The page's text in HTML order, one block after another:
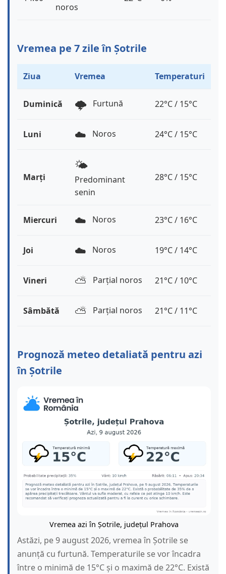
noros
Vremea pe 7 zile în Șotrile
Ziua Vremea Temperaturi
Duminică 🌩️ Furtună 22°C / 15°C
Luni ☁️ Noros 24°C / 15°C
Marți
🌤️
Predominant
senin
28°C / 15°C
Miercuri ☁️ Noros 23°C / 16°C
Joi ☁️ Noros 19°C / 14°C
Vineri ⛅️ Parțial noros 21°C / 10°C
Sâmbătă ⛅️ Parțial noros 21°C / 11°C
Prognoză meteo detaliată pentru azi
în Șotrile
Vremea azi în Șotrile, județul Prahova
Astăzi, pe 9 august 2026, vremea în Șotrile se
anunță cu furtună. Temperaturile se vor încadra
între o minimă de 15°C și o maximă de 22°C. Există